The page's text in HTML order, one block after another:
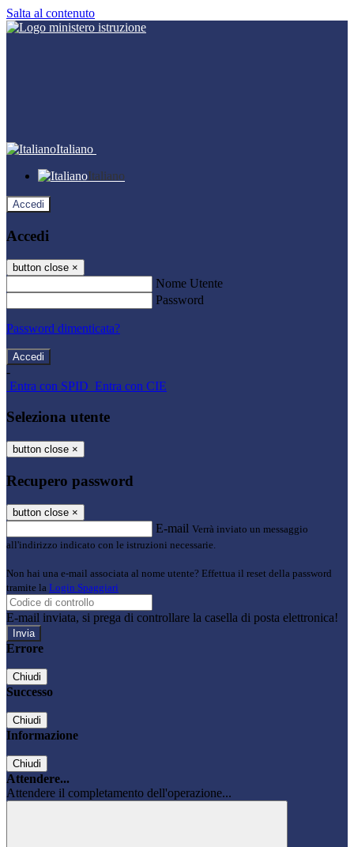
Salta al contenuto
Italiano
Italiano
Accedi
Accedi
button close ×
Nome Utente
Password
Password dimenticata?
-
Entra con SPID Entra con CIE
Seleziona utente
button close ×
Recupero password
button close ×
E-mail Verrà inviato un messaggio
all'indirizzo indicato con le istruzioni necessarie.
Non hai una e-mail associata al nome utente? Effettua il reset della password
tramite la Login Spaggiari
E-mail inviata, si prega di controllare la casella di posta elettronica!
Errore
Chiudi
Successo
Chiudi
Informazione
Chiudi
Attendere...
Attendere il completamento dell'operazione...